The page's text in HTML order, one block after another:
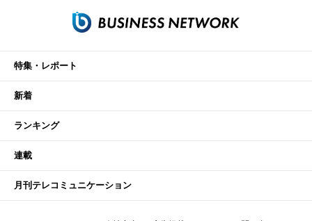
特集・レポート
新着
ランキング
連載
月刊テレコミュニケーション